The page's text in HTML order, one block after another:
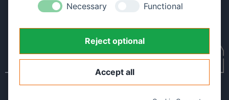
Necessary Functional
Reject optional
Accept all